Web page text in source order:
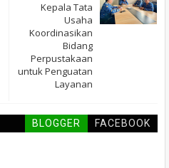
Kepala Tata
Usaha
Koordinasikan
Bidang
Perpustakaan
untuk Penguatan
Layanan
BLOGGER FACEBOOK